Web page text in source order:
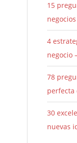
15
4
negocio
78
perfecta
30
nuevas